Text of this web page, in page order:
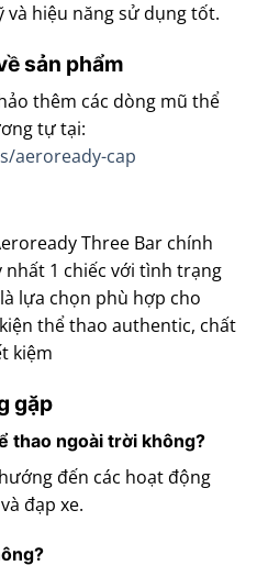
hiệu năng sử dụng tốt.
sản phẩm
thêm các dòng mũ thể
tự tại:
aeroready-cap
Three Bar chính
nhất 1 chiếc với tình trạng
lựa chọn phù hợp cho
thể thao authentic, chất
kiệm
gặp
thao ngoài trời không?
đến các hoạt động
đạp xe.